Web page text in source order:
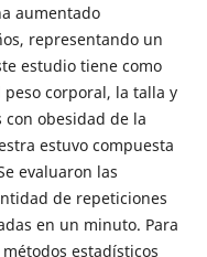
aumentado
representando un
estudio tiene como
corporal, la talla y
obesidad de la
estuvo compuesta
evaluaron las
de repeticiones
en un minuto. Para
estadísticos